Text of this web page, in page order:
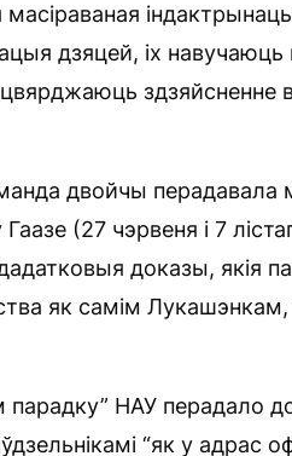
дзяцей, іх
здзяйсненне
двойчы перадавала
(27 чэрвеня і 7
доказы, якія
як самім Лукашэнкам,
НАУ перадало
“як у адрас